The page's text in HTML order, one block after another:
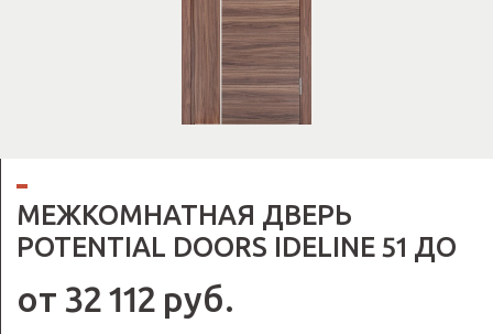
МЕЖКОМНАТНАЯ ДВЕРЬ
POTENTIAL DOORS IDELINE 51 ДО
от 32 112 руб.